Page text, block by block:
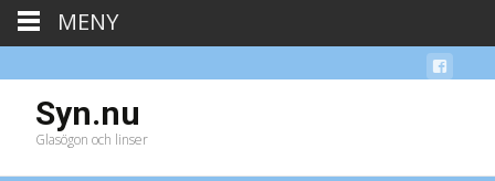
Syn.nu
Glasögon och linser
MENY